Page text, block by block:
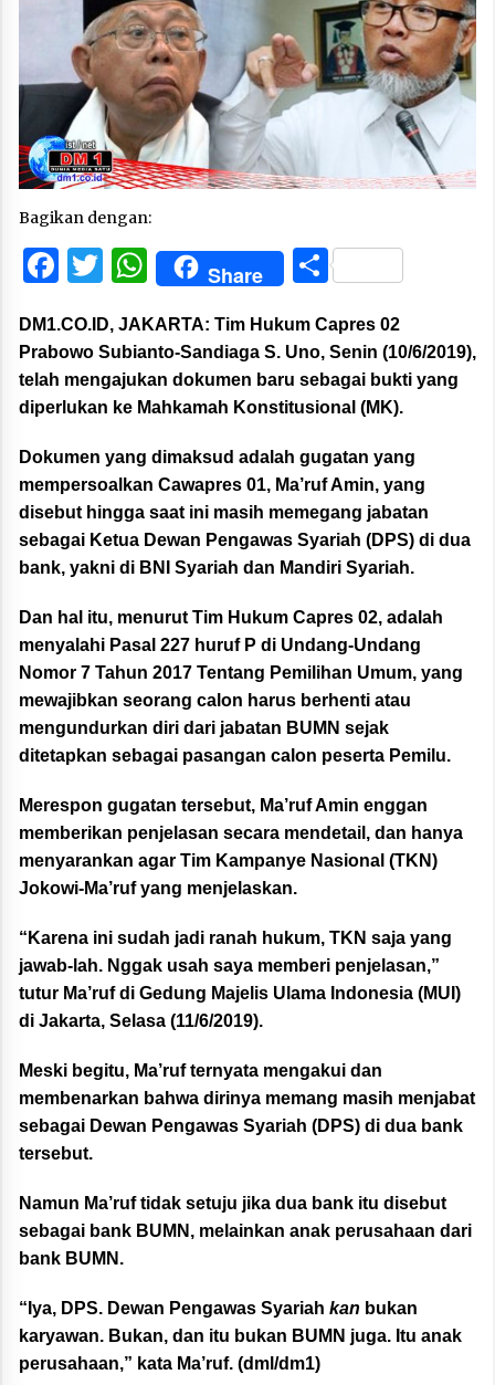
Bagikan dengan:
Facebook
Twitter
WhatsApp
Share Share
DM1.CO.ID, JAKARTA: Tim Hukum Capres 02
Prabowo Subianto-Sandiaga S. Uno, Senin (10/6/2019),
telah mengajukan dokumen baru sebagai bukti yang
diperlukan ke Mahkamah Konstitusional (MK).
Dokumen yang dimaksud adalah gugatan yang
mempersoalkan Cawapres 01, Ma’ruf Amin, yang
disebut hingga saat ini masih memegang jabatan
sebagai Ketua Dewan Pengawas Syariah (DPS) di dua
bank, yakni di BNI Syariah dan Mandiri Syariah.
Dan hal itu, menurut Tim Hukum Capres 02, adalah
menyalahi Pasal 227 huruf P di Undang-Undang
Nomor 7 Tahun 2017 Tentang Pemilihan Umum, yang
mewajibkan seorang calon harus berhenti atau
mengundurkan diri dari jabatan BUMN sejak
ditetapkan sebagai pasangan calon peserta Pemilu.
Merespon gugatan tersebut, Ma’ruf Amin enggan
memberikan penjelasan secara mendetail, dan hanya
menyarankan agar Tim Kampanye Nasional (TKN)
Jokowi-Ma’ruf yang menjelaskan.
“Karena ini sudah jadi ranah hukum, TKN saja yang
jawab-lah. Nggak usah saya memberi penjelasan,”
tutur Ma’ruf di Gedung Majelis Ulama Indonesia (MUI)
di Jakarta, Selasa (11/6/2019).
Meski begitu, Ma’ruf ternyata mengakui dan
membenarkan bahwa dirinya memang masih menjabat
sebagai Dewan Pengawas Syariah (DPS) di dua bank
tersebut.
Namun Ma’ruf tidak setuju jika dua bank itu disebut
sebagai bank BUMN, melainkan anak perusahaan dari
bank BUMN.
“Iya, DPS. Dewan Pengawas Syariah kan bukan
karyawan. Bukan, dan itu bukan BUMN juga. Itu anak
perusahaan,” kata Ma’ruf. (dml/dm1)